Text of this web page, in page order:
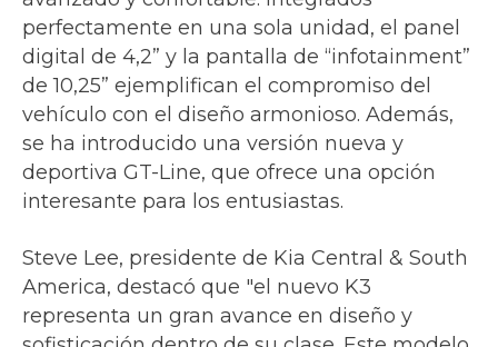
perfectamente en una sola unidad, el panel
digital de 4,2” y la pantalla de “infotainment”
de 10,25” ejemplifican el compromiso del
vehículo con el diseño armonioso. Además,
se ha introducido una versión nueva y
deportiva GT-Line, que ofrece una opción
interesante para los entusiastas.
Steve Lee, presidente de Kia Central & South
America, destacó que "el nuevo K3
representa un gran avance en diseño y